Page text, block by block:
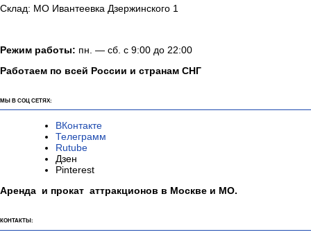
В КОМПЛЕКТ ВХОДИТ:
Склад: МО Ивантеевка Дзержинского 1
Режим работы:пн. — сб. с 9:00 до 22:00
Работаем по всей России и странам СНГ
МЫ В СОЦ СЕТЯХ:
Телеграмм